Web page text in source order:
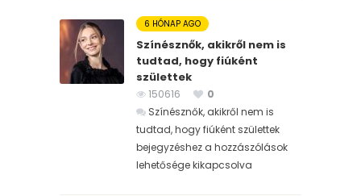
6 HÓNAP AGO
Színésznők, akikről nem is
tudtad, hogy fiúként
születtek
150616
0
Színésznők, akikről nem is
tudtad, hogy fiúként születtek
bejegyzéshez a hozzászólások
lehetősége kikapcsolva